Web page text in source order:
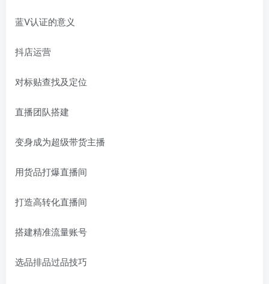
蓝V认证的意义
抖店运营
对标贴查找及定位
直播团队搭建
变身成为超级带货主播
用货品打爆直播间
打造高转化直播间
搭建精准流量账号
选品排品过品技巧